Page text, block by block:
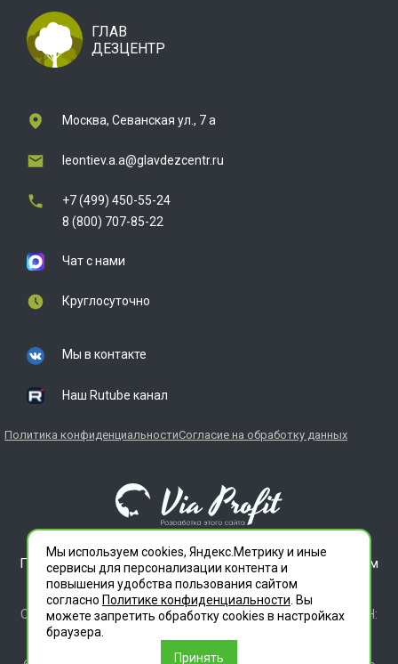
ГЛАВ
ДЕЗЦЕНТР
Москва, Севанская ул., 7 а
leontiev.a.a@glavdezcentr.ru
+7 (499) 450-55-24
8 (800) 707-85-22
Чат с нами
Круглосуточно
Мы в контакте
Наш Rutube канал
Политика конфиденциальностиСогласие на обработку данных
ГЛАВДЕЗЦЕНТР является зарегистрированным товарным
знаком. Все права защищены.
ООО "СЛУЖБА ДЕЗИНФЕКЦИИ" 620012 СВЕРДЛОВСКАЯ
ОБЛАСТЬ Г. ЕКАТЕРИНБУРГ, УЛ. ИЛЬИЧА ДОМ 14 КВ 11 ИНН:
6686112972 ОГРН 1196658010020
Мы используем cookies, Яндекс.Метрику и иные
сервисы для персонализации контента и
повышения удобства пользования сайтом
согласно Политике конфиденциальности . Вы
можете запретить обработку сookies в настройках
браузера.
Принять